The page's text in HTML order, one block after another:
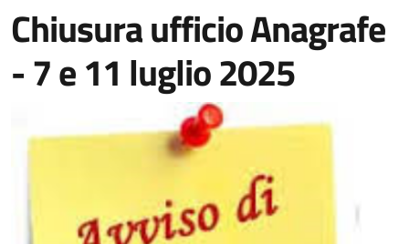
Chiusura ufficio Anagrafe
- 7 e 11 luglio 2025